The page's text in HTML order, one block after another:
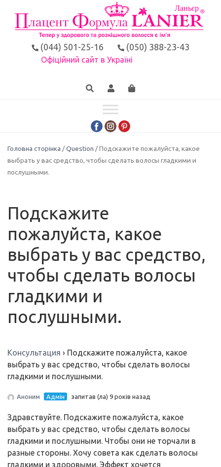
(044) 501-25-16 (050) 388-23-43
Офіційний сайт в Україні
Головна сторінка /Question / Подскажите пожалуйста, какое
выбрать у вас средство, чтобы сделать волосы гладкими и
послушными.
Подскажите
пожалуйста, какое
выбрать у вас средство,
чтобы сделать волосы
гладкими и
послушными.
Консультация › Подскажите пожалуйста, какое
выбрать у вас средство, чтобы сделать волосы
гладкими и послушными.
Аноним Адмін запитав (ла) 9 років назад
Здравствуйте. Подскажите пожалуйста, какое
выбрать у вас средство, чтобы сделать волосы
гладкими и послушными. Чтобы они не торчали в
разные стороны. Хочу совета как сделать волосы
гладкими и здоровыми. Эффект хочется